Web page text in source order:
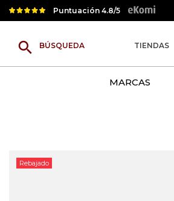
Puntuación 4.8/5
search TIENDAS
MARCAS
Rebajado